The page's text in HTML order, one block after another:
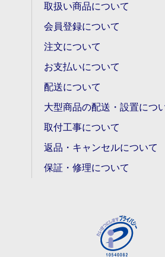
取扱い商品について
会員登録について
注文について
お支払いについて
配送について
大型商品の配送・設置につ
取付工事について
返品・キャンセルについて
保証・修理について